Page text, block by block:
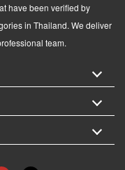
have been verified by
in Thailand. We deliver
team.